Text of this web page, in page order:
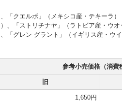
クエルボ」（メキシコ産・テキーラ）
「ストリチナヤ」（ラトビア産・ウオ
グレン グラント」（イギリス産・ウイ
参考小売価格（消費
旧
1,650円